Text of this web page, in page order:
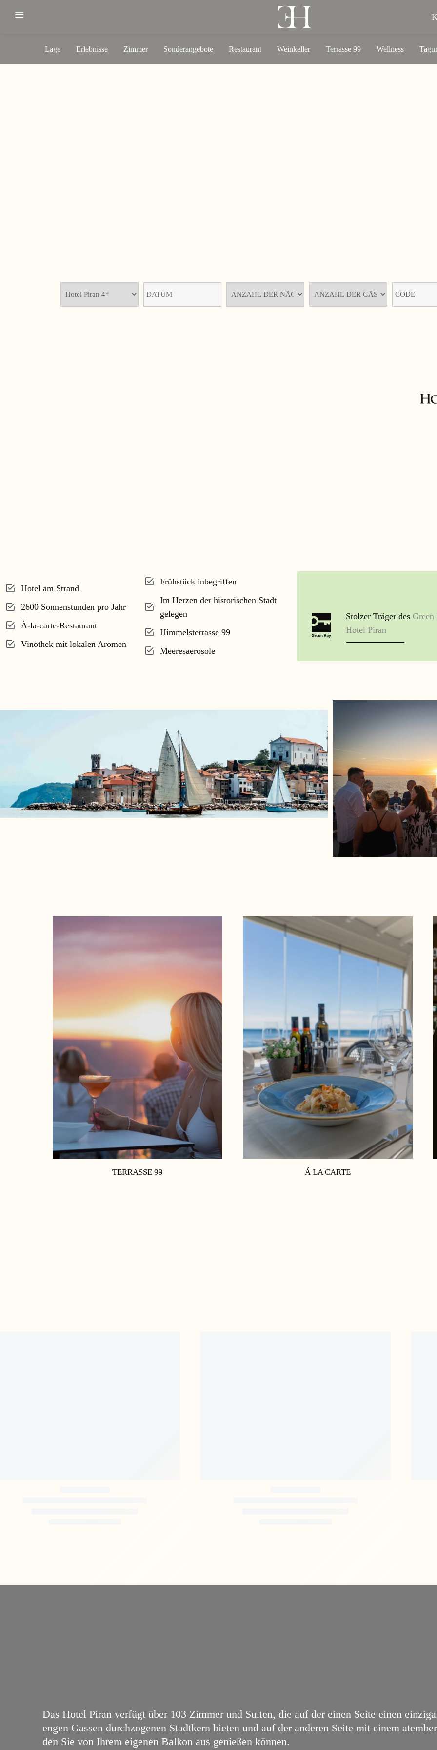
Lage Erlebnisse Zimmer Sonderangebote Restaurant Weinkeller Terrasse 99 Wellness
Hotel am Strand
2600 Sonnenstunden pro Jahr
À-la-carte-Restaurant
Vinothek mit lokalen Aromen
Frühstück inbegriffen
Im Herzen der historischen Stadt
gelegen
Himmelsterrasse 99
Meeresaerosole
Stolzer Träger des Green
Hotel Piran
TERRASSE 99 Á LA CARTE
Das Hotel Piran verfügt über 103 Zimmer und Suiten, die auf der einen Seite einen
engen Gassen durchzogenen Stadtkern bieten und auf der anderen Seite mit einem
den Sie von Ihrem eigenen Balkon aus genießen können.